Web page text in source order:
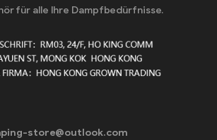
für alle Ihre Dampfbedürfnisse.
store@outlook.com